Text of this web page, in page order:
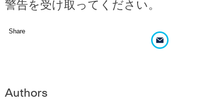
警告を受け取ってください。
Share
Authors